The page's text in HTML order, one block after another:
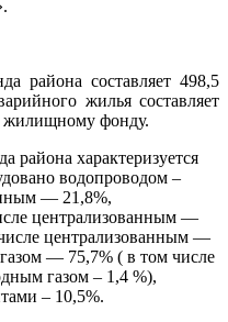
района составляет 498,5
жилья составляет
жилищному фонду.
района характеризуется
водопроводом –
— 21,8%,
централизованным —
централизованным —
— 75,7% ( в том числе
газом – 1,4 %),
– 10,5%.